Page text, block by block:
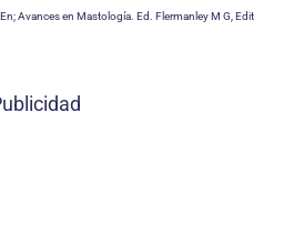
Avances en Mastología. Ed. Flermanley M G, Edit